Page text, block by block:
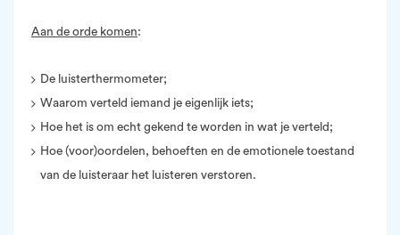
Aan de orde komen:
De luisterthermometer;
Waarom verteld iemand je eigenlijk iets;
Hoe het is om echt gekend te worden in wat je verteld;
Hoe (voor)oordelen, behoeften en de emotionele toestand
van de luisteraar het luisteren verstoren.